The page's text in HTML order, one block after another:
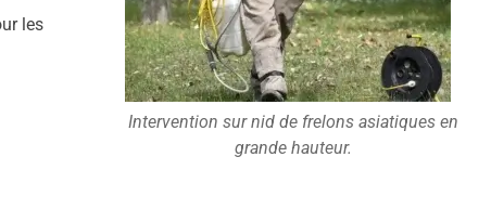
Intervention sur nid de frelons asiatiques en
grande hauteur.
les